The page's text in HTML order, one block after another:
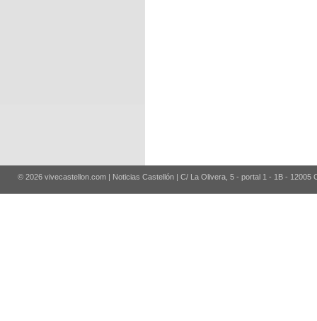
© 2026 vivecastellon.com | Noticias Castellón | C/ La Olivera, 5 - portal 1 - 1B - 12005